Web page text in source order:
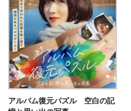
ゲームのすべての内容
能性がございます。
コン、タブレットなど
手な方
が苦手な方
アルバム復元パズル 空白の記